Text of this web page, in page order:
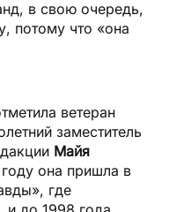
в свою очередь,
потому что «она
ветеран
заместитель
Майя
она пришла в
где